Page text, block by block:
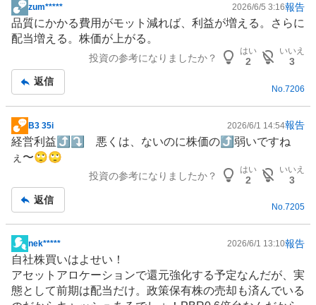
掲
示
板
zum***** 2026/6/5 3:16報告
品質にかかる費用がモット減れば、利益が増える。さらに
配当増える。株価が上がる。
投資の参考になりましたか？
はい
2
いいえ
3
返信
No. 7206
掲
示
板
B3 35i 2026/6/1 14:54報告
経営利益⤴⤵ 悪くは、ないのに株価の⤴弱いですね
ぇ〜🙄🙄
投資の参考になりましたか？
はい
2
いいえ
3
返信
No.7205
掲
示
板
記
nek***** 2026/6/1 13:10報告
自社株買いはよせい！
アセットアロケーションで還元強化する予定なんだが、実
態として前期は配当だけ。政策保有株の売却も済んでいる